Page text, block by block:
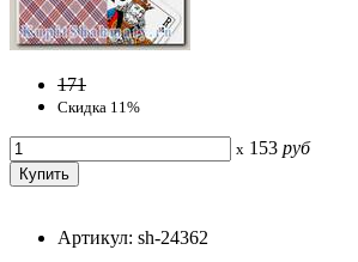
171
Скидка 11%
x 153 руб
Артикул: sh-24362